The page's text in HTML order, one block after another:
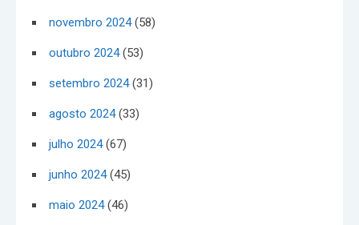
novembro 2024(58)
outubro 2024(53)
setembro 2024(31)
agosto 2024(33)
julho 2024(67)
junho 2024(45)
maio 2024(46)